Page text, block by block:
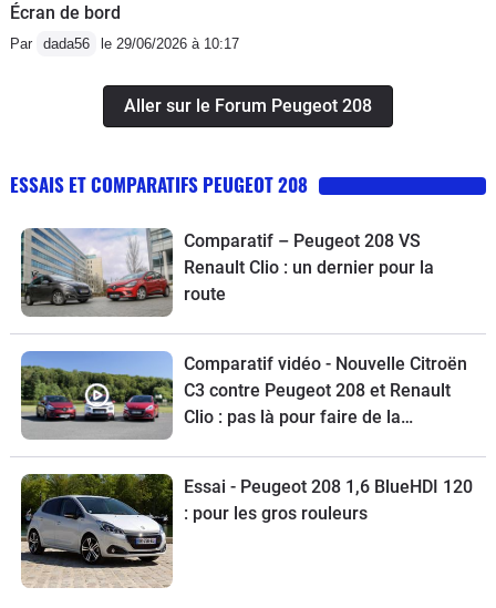
Écran de bord
Par dada56 le 29/06/2026 à 10:17
Aller sur le Forum Peugeot 208
ESSAIS ET COMPARATIFS PEUGEOT 208
Comparatif – Peugeot 208 VS
Renault Clio : un dernier pour la
route
Comparatif vidéo - Nouvelle Citroën
C3 contre Peugeot 208 et Renault
Clio : pas là pour faire de la
Essai - Peugeot 208 1,6 BlueHDI 120
: pour les gros rouleurs